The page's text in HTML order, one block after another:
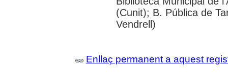
(Cunit); B. Pública de
Vendrell)
Enllaç permanent a aquest